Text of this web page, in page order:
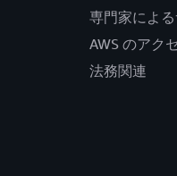
専門家によ
AWS のアク
法務関連